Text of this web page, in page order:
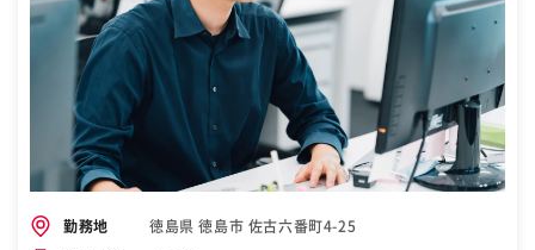
ップで提供し、お客さまのニーズや社会の期待に応える高い品質と専
門的なサービスを、グローバルに通用する価格で提供しております。
☆会社紹介動画：https://cdmo.shionogi-ph.co.jp/introduction/mo
vie.html 変更の範囲：会社の定める業務 ［自衛隊・転職・求人］
勤務地 徳島県 徳島市 佐古六番町4-25